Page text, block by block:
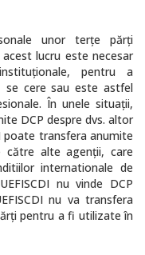
unor terţe părţi
lucru este necesar
pentru a
se cere sau este astfel
În unele situaţii,
DCP despre dvs. altor
poate transfera anumite
către alte agenţii, care
internationale de
nu vinde DCP
nu va transfera
pentru a fi utilizate în